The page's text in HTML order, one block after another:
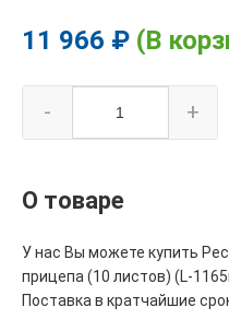
11 966 ₽ (В
- +
О товаре
У нас Вы можете купить
прицепа (10 листов) (L-
Поставка в кратчайшие